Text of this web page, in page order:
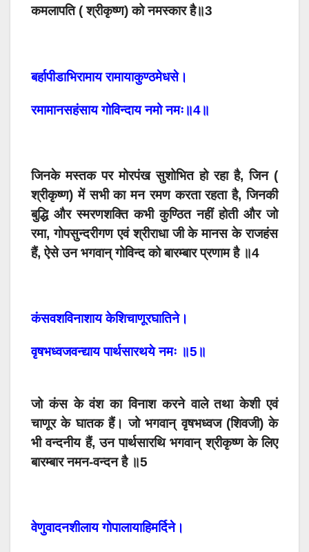
कमलापति ( श्रीकृष्ण) को नमस्कार है॥3
बर्हापीडाभिरामाय रामायाकुण्ठमेधसे।
रमामानसहंसाय गोविन्दाय नमो नमः॥4॥
जिनके मस्तक पर मोरपंख सुशोभित हो रहा है, जिन (
श्रीकृष्ण) में सभी का मन रमण करता रहता है, जिनकी
बुद्धि और स्मरणशक्ति कभी कुण्ठित नहीं होती और जो
रमा, गोपसुन्दरीगण एवं श्रीराधा जी के मानस के राजहंस
हैं, ऐसे उन भगवान् गोविन्द को बारम्बार प्रणाम है ॥4
कंसवशविनाशाय केशिचाणूरघातिने।
वृषभध्वजवन्द्याय पार्थसारथये नमः ॥5॥
जो कंस के वंश का विनाश करने वाले तथा केशी एवं
चाणूर के घातक हैं। जो भगवान् वृषभध्वज (शिवजी) के
भी वन्दनीय हैं, उन पार्थसारथि भगवान् श्रीकृष्ण के लिए
बारम्बार नमन-वन्दन है ॥5
वेणुवादनशीलाय गोपालायाहिमर्दिने।